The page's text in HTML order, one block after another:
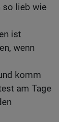
so lieb wie
ist
wenn
komm
am Tage